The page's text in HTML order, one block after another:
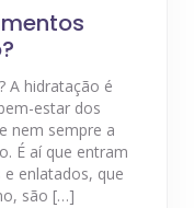
A hidratação é
estar dos
nem sempre a
É aí que entram
enlatados, que
são […]